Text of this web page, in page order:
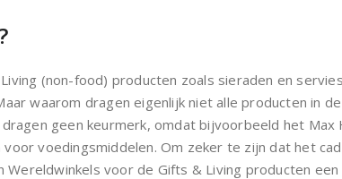
(non-food) producten zoals sieraden en
waarom dragen eigenlijk niet alle producten in
geen keurmerk, omdat bijvoorbeeld het
voedingsmiddelen. Om zeker te zijn dat het
Wereldwinkels voor de Gifts & Living producten